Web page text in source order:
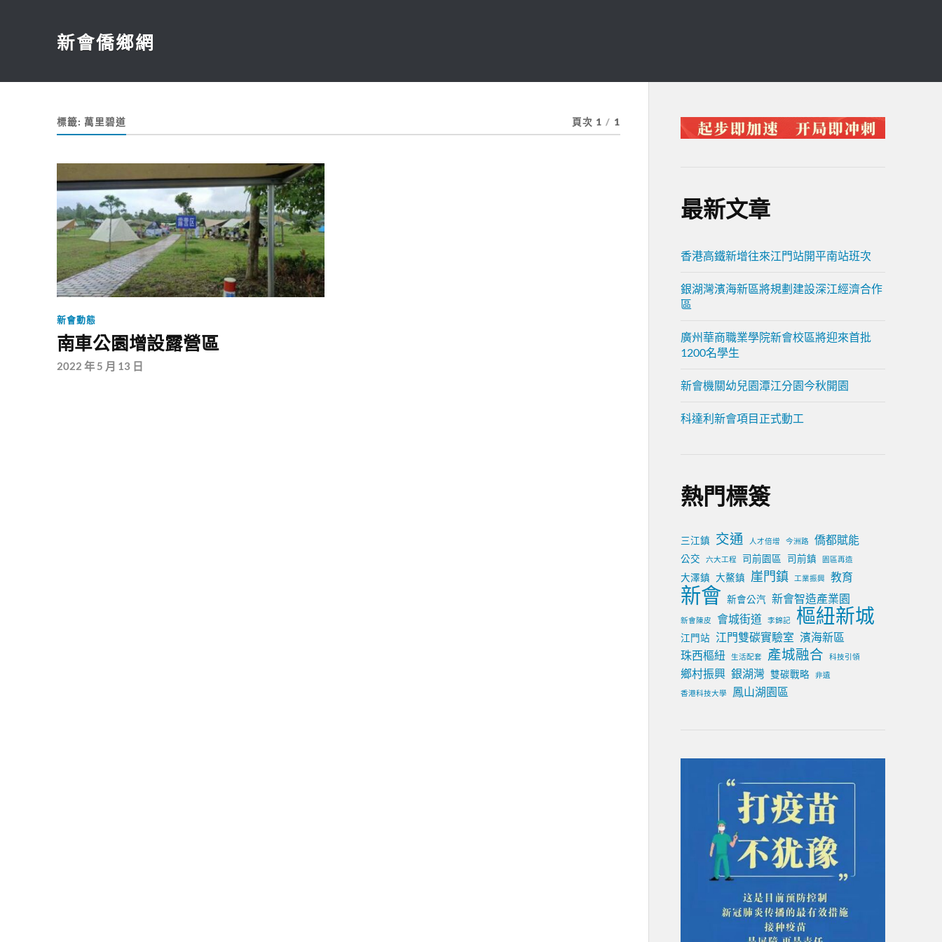
新會僑鄉網
標籤: 萬里碧道 頁次 1 / 1
新會動態
南車公園增設露營區
2022 年 5 月 13 日
最新文章
香港高鐵新增往來江門站開平南站班次
銀湖灣濱海新區將規劃建設深江經濟合作
區
廣州華商職業學院新會校區將迎來首批
1200名學生
新會機關幼兒園潭江分園今秋開園
科達利新會項目正式動工
熱門標簽
三江鎮 交通 人才倍增 今洲路 僑都賦能
公交 六大工程 司前園區 司前鎮 園區再造
大澤鎮 大鰲鎮 崖門鎮 工業振興 教育
新會 新會公汽 新會智造產業園
新會陳皮 會城街道 李錦記 樞紐新城
江門站 江門雙碳實驗室 濱海新區
珠西樞紐
生活配套 產城融合 科技引領
鄉村振興 銀湖灣 雙碳戰略
非遺
香港科技大學
鳳山湖園區